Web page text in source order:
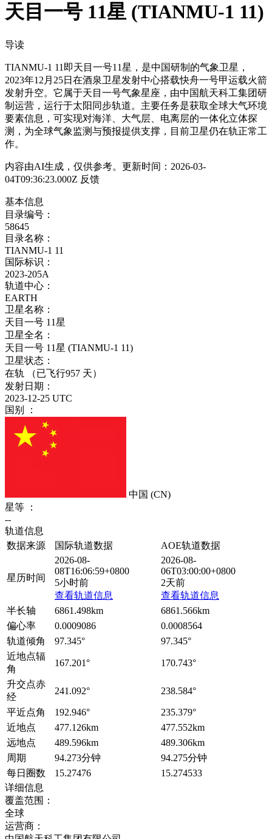
天目一号 11星 (TIANMU-1 11)
导读
TIANMU-1 11即天目一号11星，是中国研制的气象卫星，
2023年12月25日在酒泉卫星发射中心搭载快舟一号甲运载火箭
发射升空。它属于天目一号气象星座，由中国航天科工集团研
制运营，运行于太阳同步轨道。主要任务是获取全球大气环境
要素信息，可实现对海洋、大气层、电离层的一体化立体探
测，为全球气象监测与预报提供支撑，目前卫星仍在轨正常工
作。
内容由AI生成，仅供参考。更新时间：2026-03-
04T09:36:23.000Z 反馈
基本信息
目录编号：
58645
目录名称：
TIANMU-1 11
国际标识：
2023-205A
轨道中心：
EARTH
卫星名称：
天目一号 11星
卫星全名：
天目一号 11星 (TIANMU-1 11)
卫星状态：
在轨
（已飞行957 天）
发射日期：
2023-12-25 UTC
国别 ：
中国 (CN)
星等 ：
--
轨道信息
数据来源
国际轨道数据 AOE轨道数据
星历时间
2026-08-
08T16:06:59+0800
5小时前
查看轨道信息
2026-08-
06T03:00:00+0800
2天前
查看轨道信息
半长轴
6861.498km
6861.566km
偏心率
0.0009086
0.0008564
轨道倾角
97.345°
97.345°
近地点辐
角
167.201° 170.743°
升交点赤
经
241.092° 238.584°
平近点角 192.946°
235.379°
近地点
477.126km
477.552km
远地点
489.596km
489.306km
周期
94.273分钟
94.275分钟
每日圈数
15.27476
15.274533
详细信息
覆盖范围：
全球
运营商：